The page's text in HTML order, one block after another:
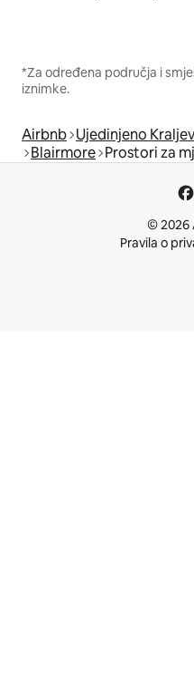
*Za određena područja i
iznimke.
Airbnb Ujedinjeno
Blairmore Prostori za
© 2026
Pravila o